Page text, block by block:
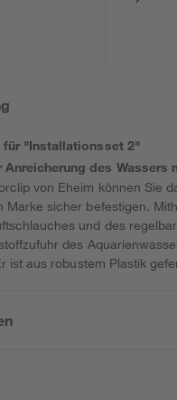
für "Installationsset 2"
Anreicherung des Wassers
von Eheim können Sie
Marke sicher befestigen.
und des
des
ist aus robustem Plastik